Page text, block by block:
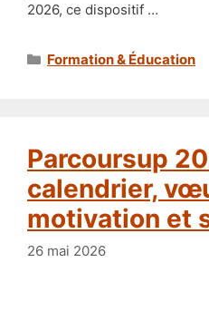
2026, ce dispositif …
Catégories
Formation & Éducation
Parcoursup 2026 :
calendrier,
motivation et
26 mai 2026